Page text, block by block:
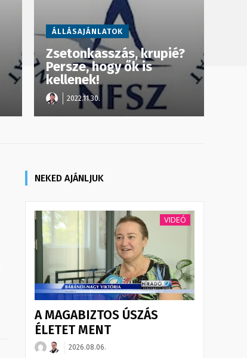
ÁLLÁSAJÁNLATOK
Zsetonkasszás, krupié?
Persze, hogy ők is
kellenek!
2022.11.30.
NEKED AJÁNLJUK
VIDEÓ
A MAGABIZTOS ÚSZÁS
ÉLETET MENT
2026.08.06.